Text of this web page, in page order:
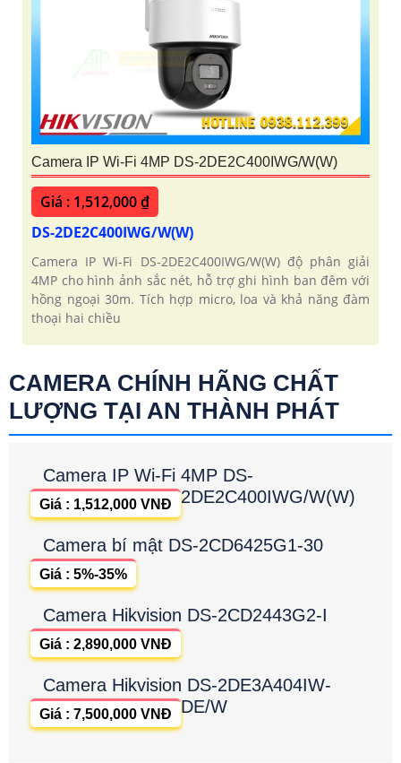
Camera IP Wi-Fi 4MP DS-2DE2C400IWG/W(W)
Giá : 1,512,000 ₫
DS-2DE2C400IWG/W(W)
Camera IP Wi-Fi DS-2DE2C400IWG/W(W) độ phân giải
4MP cho hình ảnh sắc nét, hỗ trợ ghi hình ban đêm với
hồng ngoại 30m. Tích hợp micro, loa và khả năng đàm
thoại hai chiều
CAMERA CHÍNH HÃNG CHẤT
LƯỢNG TẠI AN THÀNH PHÁT
Camera IP Wi-Fi 4MP DS-
2DE2C400IWG/W(W)
Giá : 1,512,000 VNĐ
Camera bí mật DS-2CD6425G1-30
Giá : 5%-35%
Camera Hikvision DS-2CD2443G2-I
Giá : 2,890,000 VNĐ
Camera Hikvision DS-2DE3A404IW-
DE/W
Giá : 7,500,000 VNĐ